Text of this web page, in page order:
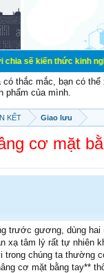
thức kinh nghiệm
có thắc mắc, bạn có
phẩm của mình.
KẾT Giao lưu
cơ mặt
trước gương, dùng
tâm lý rất tự nhiên
trong chúng ta
cơ mặt bằng tay**